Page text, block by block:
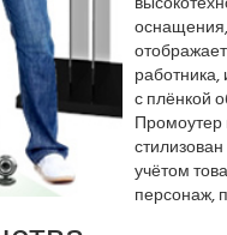
работника,
с плёнкой
учётом
персонаж,